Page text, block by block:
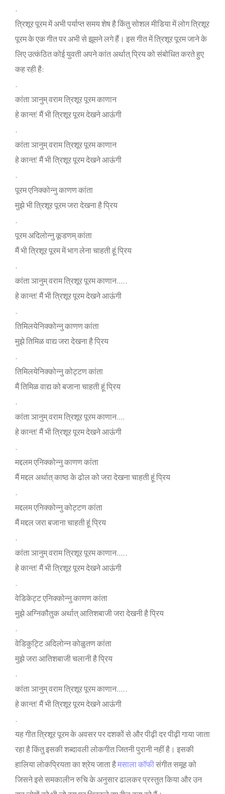
.
त्र‍िशूर पूरम में अभी पर्याप्‍त समय शेष है क‍िंतु सोशल मीड‍िया में लोग त्र‍िशूर
पूरम के एक गीत पर अभी से झूमने लगे हैं। इस गीत में त्र‍िशूर पूरम जाने के
ल‍िए उत्‍कंठि‍त कोई युवती अपने कांत अर्थात् प्र‍िय को संबोध‍ित करते हुए
कह रही है:
.
कांता ञानुम् वराम त्र‍िशूर पूरम काणान
हे कान्‍त! मैं भी त्र‍िशूर पूरम देखने आऊंगी
.
कांता ञानुम् वराम त्र‍िशूर पूरम काणान
हे कान्‍त! मैं भी त्र‍िशूर पूरम देखने आऊंगी
.
पूरम एन‍िक्‍कोन्‍नु काणण कांता
मुझे भी त्र‍िशूर पूरम जरा देखना है प्र‍िय
.
पूरम अद‍िलोन्‍नु कूडणम् कांता
मैं भी त्र‍िशूर पूरम में भाग लेना चाहती हूं प्र‍िय
.
कांता ञानुम् वराम त्र‍िशूर पूरम काणान…..
हे कान्‍त! मैं भी त्र‍िशूर पूरम देखने आऊंगी
.
त‍िम‍िलयेन‍िक्‍कोन्‍नु काणण कांता
मुझे त‍िम‍िळ वाद्य जरा देखना है प्र‍िय
.
त‍िम‍िलय‍ेन‍िक्‍कोन्‍नु कोट्टण कांता
मैं त‍िम‍िळ वाद्य को बजाना चाहती हूं प्र‍िय
.
कांता ञानुम् वराम त्र‍िशूर पूरम काणान….
हे कान्‍त! मैं भी त्र‍िशूर पूरम देखने आऊंगी
.
मद्दलम एन‍िक्‍कोन्‍नु काणण कांता
मैं मद्दल अर्थात् काष्‍ठ के ढोल को जरा देखना चाहती हूं प्र‍िय
.
मद्दलम एन‍िक्‍कोन्‍नु कोट्टण कांता
मैं मद्दल जरा बजाना चाहती हूं प्र‍िय
.
कांता ञानुम् वराम त्र‍िशूर पूरम काणान…..
हे कान्‍त! मैं भी त्र‍िशूर पूरम देखने आऊंगी
.
वेड‍िकेट्ट एन‍िक्‍कोन्‍नु काणण कांता
मुझे अग्‍न‍िकौतुक अर्थात् आत‍िशबाजी जरा देखनी है प्र‍िय
.
वेड‍िकुट्टि‍ अद‍िलोन्‍न कोळुतण कांता
मुझे जरा आत‍िशबाजी चलानी है प्र‍िय
.
कांता ञानुम् वराम त्र‍िशूर पूरम काणान…..
हे कान्‍त! मैं भी त्र‍िशूर पूरम देखने आऊंगी
.
यह गीत त्र‍िशूर पूरम के अवसर पर दशकों से और पीढ़ी दर पीढ़ी गाया जाता
रहा है क‍िंतु इसकी शब्‍दावली लोकगीत ज‍ितनी पुरानी नहीं है। इसकी
हाल‍िया लोकप्र‍ियता का श्रेय जाता हैमसाला कॉफीसंगीत समूह को
ज‍िसने इसे समकालीन रुच‍ि के अनुसार ढालकर प्रस्‍तुत क‍िया और उन